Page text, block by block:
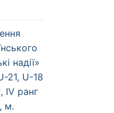
надії»
21, U-18
IV ранг
м.